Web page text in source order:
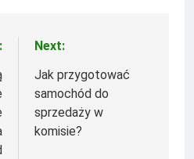
Next:
Jak przygotować
samochód do
sprzedaży w
komisie?